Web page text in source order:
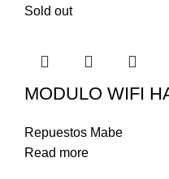
Sold out
MODULO WIFI
Repuestos Mabe
Read more